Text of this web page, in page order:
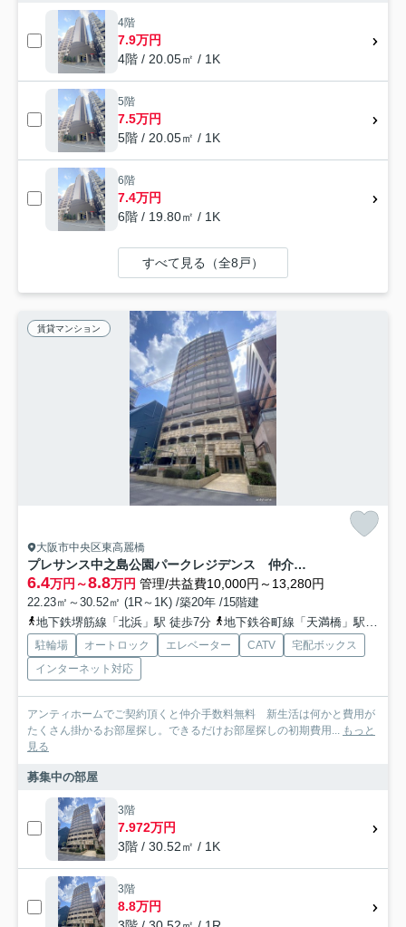
4階
7.9万円
4階 / 20.05㎡ / 1K
5階
7.5万円
5階 / 20.05㎡ / 1K
6階
7.4万円
6階 / 19.80㎡ / 1K
すべて見る（全8戸）
賃貸マンション
大阪市中央区東高麗橋
プレサンス中之島公園パークレジデンス 仲介手数料無料
6.4万円～8.8万円 管理/共益費10,000円～13,280円
22.23㎡～30.52㎡ (1R～1K) /築20年 /15階建
地下鉄堺筋線「北浜」駅 徒歩7分
地下鉄谷町線「天満橋」駅 徒歩9分
駐輪場 オートロック エレベーター CATV
宅配ボックス
インターネット対応
アンティホームでご契約頂くと仲介手数料無料 新生活は何かと費用が
たくさん掛かるお部屋探し。できるだけお部屋探しの初期費用...
もっと
見る
募集中の部屋
3階
7.972万円
3階 / 30.52㎡ / 1K
3階
8.8万円